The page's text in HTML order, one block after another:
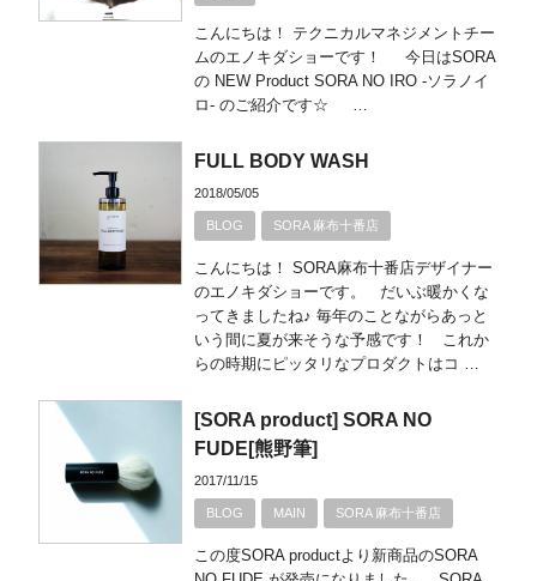
こんにちは！ テクニカルマネジメントチー
ムのエノキダショーです！ 今日はSORA
の NEW Product SORA NO IRO -ソラノイ
ロ- のご紹介です☆ …
FULL BODY WASH
2018/05/05
BLOG SORA 麻布十番店
こんにちは！ SORA麻布十番店デザイナー
のエノキダショーです。 だいぶ暖かくな
ってきましたね♪ 毎年のことながらあっと
いう間に夏が来そうな予感です！ これか
らの時期にピッタリなプロダクトはコ …
[SORA product] SORA NO
FUDE[熊野筆]
2017/11/15
BLOG MAIN SORA 麻布十番店
この度SORA productより新商品のSORA